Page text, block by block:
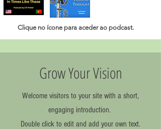
Clique no ícone para aceder ao podcast.
Grow Your Vision
Welcome visitors to your site with a short,
engaging introduction.
Double click to edit and add your own text.